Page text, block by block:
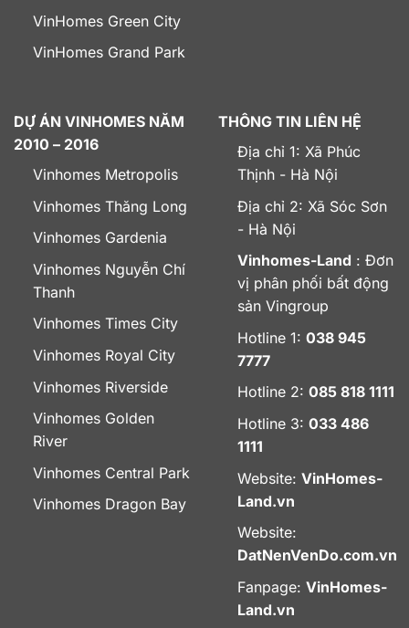
VinHomes Green City
VinHomes Grand Park
DỰ ÁN VINHOMES NĂM
2010 – 2016
Vinhomes Metropolis
Vinhomes Thăng Long
Vinhomes Gardenia
Vinhomes Nguyễn Chí
Thanh
Vinhomes Times City
Vinhomes Royal City
Vinhomes Riverside
Vinhomes Golden
River
Vinhomes Central Park
Vinhomes Dragon Bay
THÔNG TIN LIÊN HỆ
Địa chỉ 1: Xã Phúc
Thịnh - Hà Nội
Địa chỉ 2: Xã Sóc Sơn
- Hà Nội
Vinhomes-Land : Đơn
vị phân phối bất động
sản Vingroup
Hotline 1: 038 945
7777
Hotline 2: 085 818 1111
Hotline 3: 033 486
1111
Website: VinHomes-
Land.vn
Website:
DatNenVenDo.com.vn
Fanpage: VinHomes-
Land.vn